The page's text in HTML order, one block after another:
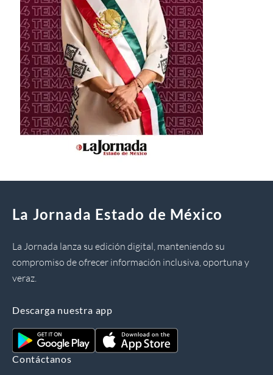
La Jornada Estado de México
La Jornada lanza su edición digital, manteniendo su
compromiso de ofrecer información inclusiva, oportuna y
veraz.
Descarga nuestra app
Contáctanos